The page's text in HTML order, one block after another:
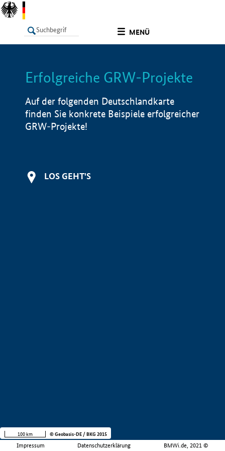
MENÜ
LISTE Info
Erfolgreiche GRW-Projekte
Auf der folgenden Deutschlandkarte
finden Sie konkrete Beispiele erfolgreicher
GRW-Projekte!
LOS GEHT'S
Impressum Datenschutzerklärung BMWi.de, 2021 ©
100 km © Geobasis-DE / BKG 2015